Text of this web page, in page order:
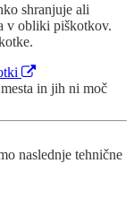
shranjuje ali
v obliki piškotkov.
in jih ni moč
naslednje tehnične